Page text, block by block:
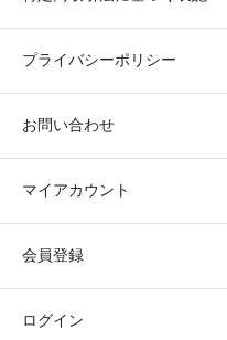
プライバシーポリシー
お問い合わせ
マイアカウント
会員登録
ログイン